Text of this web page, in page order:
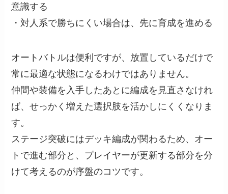
意識する
・対人系で勝ちにくい場合は、先に育成を進める
オートバトルは便利ですが、放置しているだけで
常に最適な状態になるわけではありません。
仲間や装備を入手したあとに編成を見直さなけれ
ば、せっかく増えた選択肢を活かしにくくなりま
す。
ステージ突破にはデッキ編成が関わるため、オー
トで進む部分と、プレイヤーが更新する部分を分
けて考えるのが序盤のコツです。